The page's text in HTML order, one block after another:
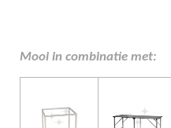
Mooi in combinatie met: